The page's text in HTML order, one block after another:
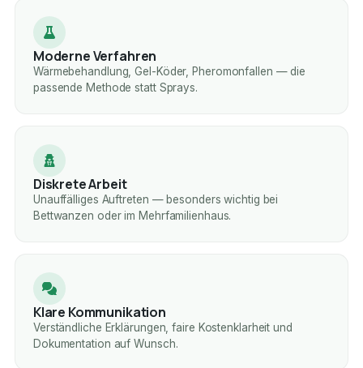
Moderne Verfahren
Wärmebehandlung, Gel-Köder, Pheromonfallen — die
passende Methode statt Sprays.
Diskrete Arbeit
Unauffälliges Auftreten — besonders wichtig bei
Bettwanzen oder im Mehrfamilienhaus.
Klare Kommunikation
Verständliche Erklärungen, faire Kostenklarheit und
Dokumentation auf Wunsch.